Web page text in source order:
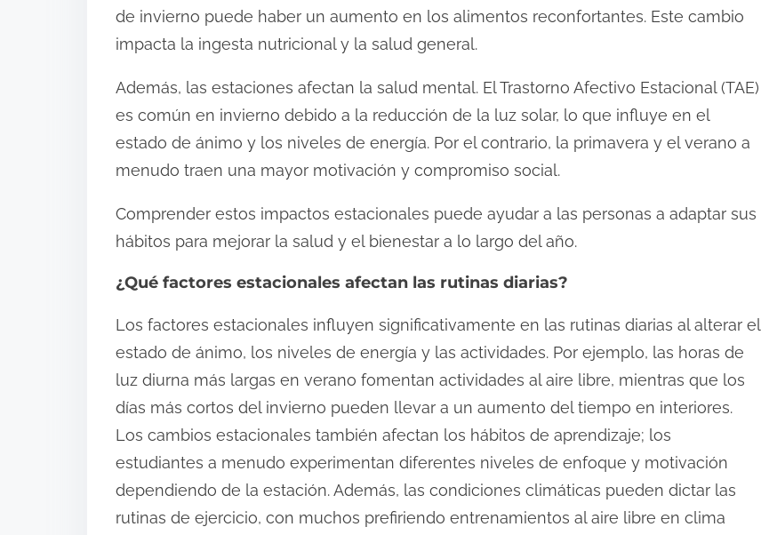
de invierno puede haber un aumento en los alimentos reconfortantes. Este cambio
impacta la ingesta nutricional y la salud general.
Además, las estaciones afectan la salud mental. El Trastorno Afectivo Estacional (TAE)
es común en invierno debido a la reducción de la luz solar, lo que influye en el
estado de ánimo y los niveles de energía. Por el contrario, la primavera y el verano a
menudo traen una mayor motivación y compromiso social.
Comprender estos impactos estacionales puede ayudar a las personas a adaptar sus
hábitos para mejorar la salud y el bienestar a lo largo del año.
¿Qué factores estacionales afectan las rutinas diarias?
Los factores estacionales influyen significativamente en las rutinas diarias al alterar el
estado de ánimo, los niveles de energía y las actividades. Por ejemplo, las horas de
luz diurna más largas en verano fomentan actividades al aire libre, mientras que los
días más cortos del invierno pueden llevar a un aumento del tiempo en interiores.
Los cambios estacionales también afectan los hábitos de aprendizaje; los
estudiantes a menudo experimentan diferentes niveles de enfoque y motivación
dependiendo de la estación. Además, las condiciones climáticas pueden dictar las
rutinas de ejercicio, con muchos prefiriendo entrenamientos al aire libre en clima